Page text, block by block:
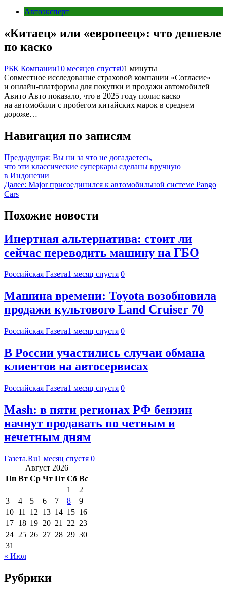
Автоэксперт
«Китаец» или «европеец»: что дешевле
по каско
РБК Компании10 месяцев спустя01 минуты
Совместное исследование страховой компании «Согласие»
и онлайн-платформы для покупки и продажи автомобилей
Авито Авто показало, что в 2025 году полис каско
на автомобили с пробегом китайских марок в среднем
дороже…
Навигация по записям
Предыдущая: Вы ни за что не догадаетесь,
что эти классические суперкары сделаны вручную
в Индонезии
Далее: Major присоединился к автомобильной системе Pango
Cars
Похожие новости
Инертная альтернатива: стоит ли
сейчас переводить машину на ГБО
Российская Газета1 месяц спустя 0
Машина времени: Toyota возобновила
продажи культового Land Cruiser 70
Российская Газета1 месяц спустя 0
В России участились случаи обмана
клиентов на автосервисах
Российская Газета1 месяц спустя 0
Mash: в пяти регионах РФ бензин
начнут продавать по четным и
нечетным дням
Газета.Ru1 месяц спустя 0
Август 2026
Пн Вт Ср Чт Пт Сб Вс
1
2
3
4 5 6 7 8
9
10 11 12 13 14 15 16
17 18 19 20 21 22 23
24 25 26 27 28 29 30
31
« Июл
Рубрики